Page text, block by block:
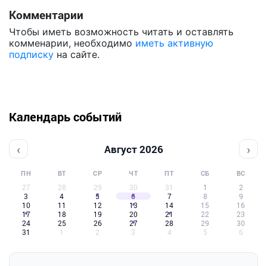
Комментарии
Чтобы иметь возможность читать и оставлять
комменарии, необходимо иметь активную
подписку на сайте.
Календарь событий
‹ Август 2026 ›
ПН ВТ СР ЧТ ПТ СБ ВС
27 28 29 30 31 1
2
3
4 5 6 7 8
9
10
11 12 13 14 15
16
17
18 19 20 21 22
23
24
25 26 27 28 29
30
31
1 2 3 4 5 6